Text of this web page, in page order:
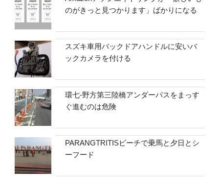
のがきっと見つかります」ばかりになる
スズキ車用バックドアハンドルに安いバ
ックカメラを付ける
環七-野方第三陸橋アンダーパスをまっす
ぐ進むのは危険
PARANGTRITISビーチで乗馬と夕日とシ
ーフード